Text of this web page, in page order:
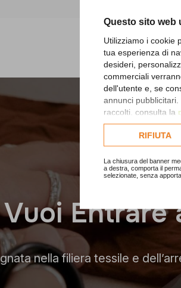
Questo sito web
Utilizziamo i cookie
tua esperienza di
desideri,
commerciali
dell'utente e, se
annunci
raccolti, consulta la
ConsultaRIFIUTA
La chiusura del banner
a destra, comporta il
selezionate, senza
Vuoi Entrare
nella filiera tessile e